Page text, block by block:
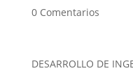
0 Comentarios
DESARROLLO DE